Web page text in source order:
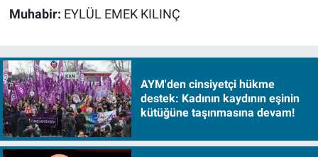
Muhabir: EYLÜL EMEK KILINÇ
AYM'den cinsiyetçi hükme
destek: Kadının kaydının eşinin
kütüğüne taşınmasına devam!